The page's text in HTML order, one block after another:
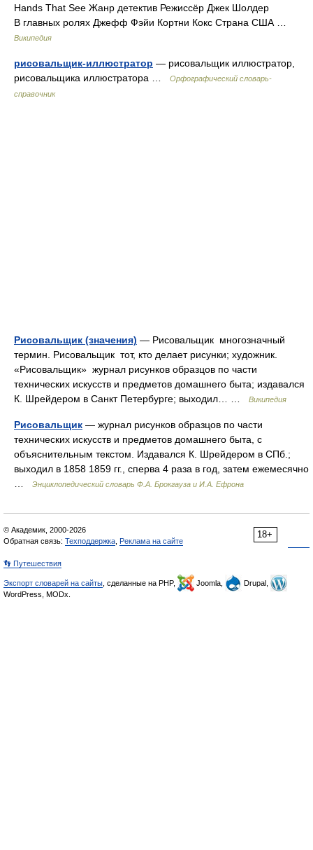
Hands That See Жанр детектив Режиссёр Джек Шолдер
В главных ролях Джефф Фэйи Кортни Кокс Страна США …
Википедия
рисовальщик-иллюстратор — рисовальщик иллюстратор,
рисовальщика иллюстратора …
Орфографический словарь-
справочник
Рисовальщик (значения) — Рисовальщик многозначный
термин. Рисовальщик тот, кто делает рисунки; художник.
«Рисовальщик» журнал рисунков образцов по части
технических искусств и предметов домашнего быта; издавался
К. Шрейдером в Санкт Петербурге; выходил… …
Википедия
Рисовальщик — журнал рисунков образцов по части
технических искусств и предметов домашнего быта, с
объяснительным текстом. Издавался К. Шрейдером в СПб.;
выходил в 1858 1859 гг., сперва 4 раза в год, затем ежемесячно
Энциклопедический словарь Ф.А. Брокгауза и И.А. Ефрона
18+
© Академик, 2000-2026
Обратная связь: Техподдержка Реклама на сайте
👣 Путешествия
Экспорт словарей на сайты , сделанные на PHP, Joomla,
Drupal,
WordPress, MODx.